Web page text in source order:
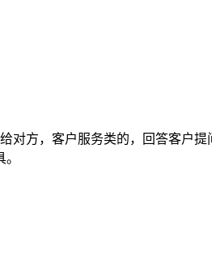
方，客户服务类的，回答客户提